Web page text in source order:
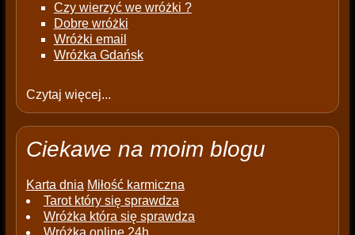
Czy wierzyć we wróżki ?
Dobre wróżki
Wróżki email
Wróżka Gdańsk
Czytaj więcej...
Ciekawe na moim blogu
Karta dnia Miłość karmiczna
Tarot który się sprawdza
Wróżka która się sprawdza
Wróżka online 24h